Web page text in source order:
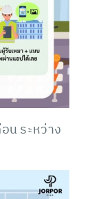
น ระหว่าง